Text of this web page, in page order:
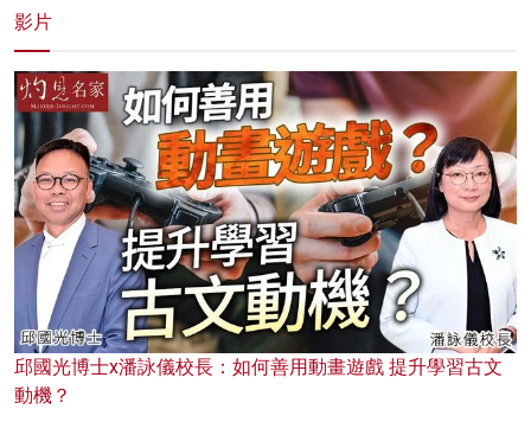
影片
邱國光博士x潘詠儀校長：如何善用動畫遊戲 提升學習古文
動機？